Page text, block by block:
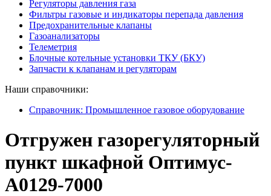
Регуляторы давления газа
Фильтры газовые и индикаторы перепада давления
Предохранительные клапаны
Газоанализаторы
Телеметрия
Блочные котельные установки ТКУ (БКУ)
Запчасти к клапанам и регуляторам
Наши справочники:
Справочник: Промышленное газовое оборудование
Отгружен газорегуляторный
пункт шкафной Оптимус-
А0129-7000